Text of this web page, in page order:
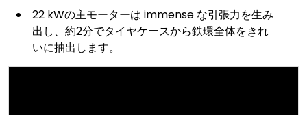
22 kWの主モーターは immense な引張力を生み
出し、約2分でタイヤケースから鉄環全体をきれ
いに抽出します。